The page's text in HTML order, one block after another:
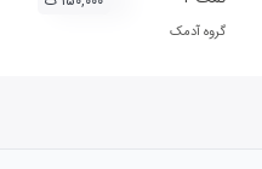
گروه آدمک